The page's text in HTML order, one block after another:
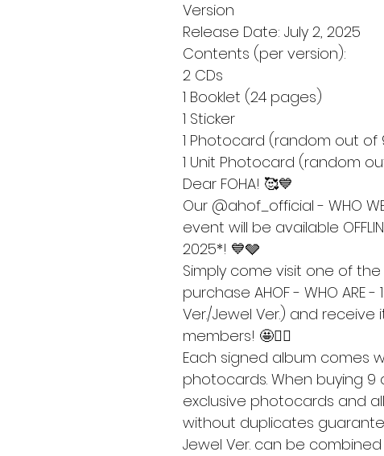
Version
Release Date: July 2, 2025
Contents (per version):
2 CDs
1 Booklet (24 pages)
1 Sticker
1 Photocard (random out of
1 Unit Photocard (random
Dear FOHA! 🥰💙
Our @ahof_official - WHO
event will be available
2025*! 💙🩶
Simply come visit one of
purchase AHOF - WHO ARE
Ver./Jewel Ver.) and receive
members! 🤩✍🏻
Each signed album comes
photocards. When buying 9
exclusive photocards and
without duplicates
Jewel Ver. can be